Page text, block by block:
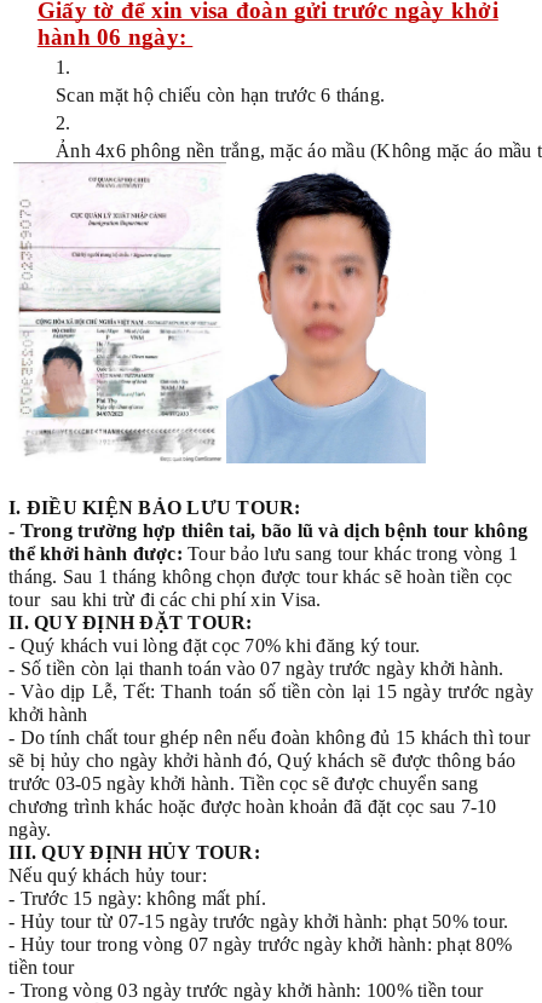
Giấy tờ để xin visa đoàn gửi trước ngày khởi
hành 06 ngày:
Scan mặt hộ chiếu còn hạn trước 6 tháng.
Ảnh 4x6 phông nền trắng, mặc áo mầu (Không mặc áo
I. ĐIỀU KIỆN BẢO LƯU TOUR:
- Trong trường hợp thiên tai, bão lũ và dịch bệnh tour không
thể khởi hành được: Tour bảo lưu sang tour khác trong vòng 1
tháng. Sau 1 tháng không chọn được tour khác sẽ hoàn tiền cọc
tour sau khi trừ đi các chi phí xin Visa.
II. QUY ĐỊNH ĐẶT TOUR:
- Quý khách vui lòng đặt cọc 70% khi đăng ký tour.
- Số tiền còn lại thanh toán vào 07 ngày trước ngày khởi hành.
- Vào dịp Lễ, Tết: Thanh toán số tiền còn lại 15 ngày trước ngày
khởi hành
- Do tính chất tour ghép nên nếu đoàn không đủ 15 khách thì tour
sẽ bị hủy cho ngày khởi hành đó, Quý khách sẽ được thông báo
trước 03-05 ngày khởi hành. Tiền cọc sẽ được chuyển sang
chương trình khác hoặc được hoàn khoản đã đặt cọc sau 7-10
ngày.
III. QUY ĐỊNH HỦY TOUR:
Nếu quý khách hủy tour:
- Trước 15 ngày: không mất phí.
- Hủy tour từ 07-15 ngày trước ngày khởi hành: phạt 50% tour.
- Hủy tour trong vòng 07 ngày trước ngày khởi hành: phạt 80%
tiền tour
- Trong vòng 03 ngày trước ngày khởi hành: 100% tiền tour